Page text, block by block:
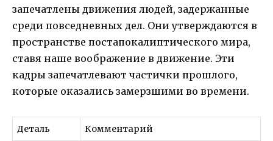
запечатлены движения людей, задержанные
среди повседневных дел. Они утверждаются в
пространстве постапокалиптического мира,
ставя наше воображение в движение. Эти
кадры запечатлевают частички прошлого,
которые оказались замерзшими во времени.
Деталь Комментарий